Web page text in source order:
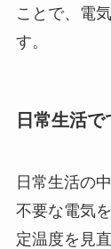
ことで、電
す。
日常生活
日常生活の
不要な電気
定温度を見